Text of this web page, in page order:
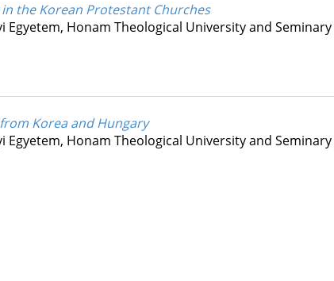
the Korean Protestant Churches
Egyetem, Honam Theological University and Seminary
Korea and Hungary
Egyetem, Honam Theological University and Seminary